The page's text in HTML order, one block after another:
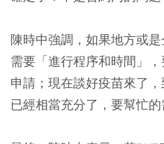
陳時中強調，如果地方或
需要 「進行程序和時間」
申請；現在談好疫苗來了
已經相當充分了，要幫忙的